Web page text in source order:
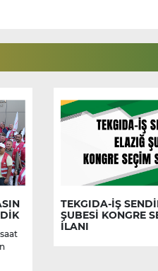
TEKGIDA-İŞ
ŞUBESİ KONGRE
İLANI